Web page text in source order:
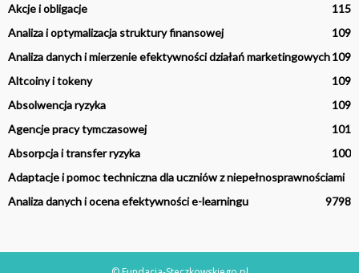
Akcje i obligacje
115
Analiza i optymalizacja struktury finansowej
109
Analiza danych i mierzenie efektywności działań marketingowych109
Altcoiny i tokeny
109
Absolwencja ryzyka
109
Agencje pracy tymczasowej
101
Absorpcja i transfer ryzyka
100
Adaptacje i pomoc techniczna dla uczniów z niepełnosprawnościami
98
Analiza danych i ocena efektywności e-learningu 97